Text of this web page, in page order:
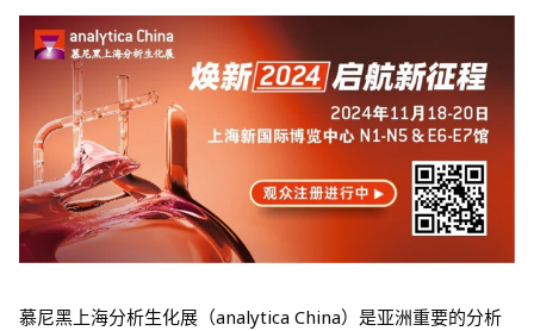
慕尼黑上海分析生化展（analytica China）是亚洲重要的分析